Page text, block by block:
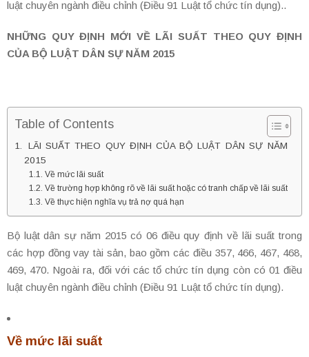
luật chuyên ngành điều chỉnh (Điều 91 Luật tổ chức tín dụng)..
NHỮNG QUY ĐỊNH MỚI VỀ LÃI SUẤT THEO QUY ĐỊNH
CỦA BỘ LUẬT DÂN SỰ NĂM 2015
Table of Contents
LÃI SUẤT THEO QUY ĐỊNH CỦA BỘ LUẬT DÂN SỰ NĂM
2015
Về mức lãi suất
Về trường hợp không rõ về lãi suất hoặc có tranh chấp về lãi suất
Về thực hiện nghĩa vụ trả nợ quá hạn
Bộ luật dân sự năm 2015 có 06 điều quy định về lãi suất trong
các hợp đồng vay tài sản, bao gồm các điều 357, 466, 467, 468,
469, 470. Ngoài ra, đối với các tổ chức tín dụng còn có 01 điều
luật chuyên ngành điều chỉnh (Điều 91 Luật tổ chức tín dụng).
Về mức lãi suất